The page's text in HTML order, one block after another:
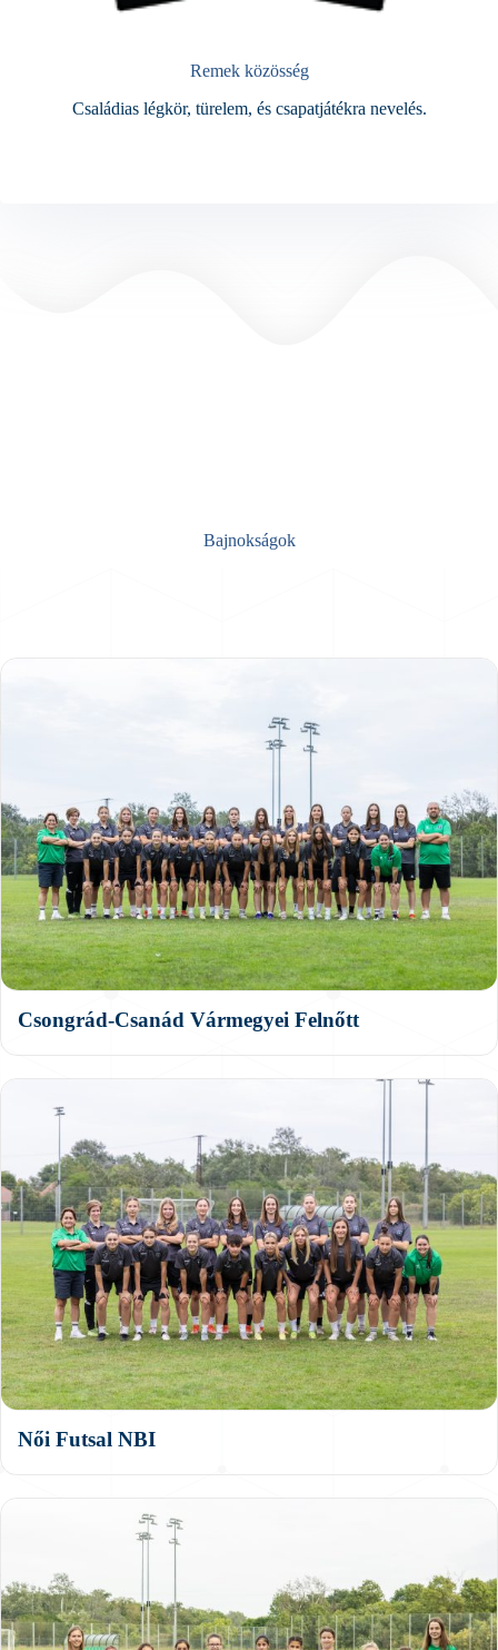
Remek közösség
Családias légkör, türelem, és csapatjátékra nevelés.
Bajnokságok
Csongrád-Csanád Vármegyei Felnőtt
Női Futsal NBI